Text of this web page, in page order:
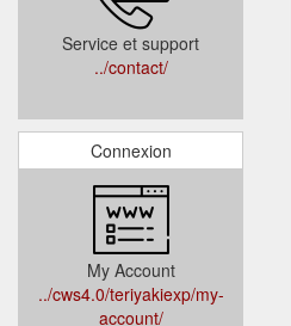
Service et support
../contact/
Connexion
My Account
../cws4.0/teriyakiexp/my-
account/